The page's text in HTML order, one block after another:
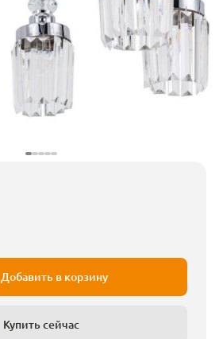
Добавить в корзину
Купить сейчас